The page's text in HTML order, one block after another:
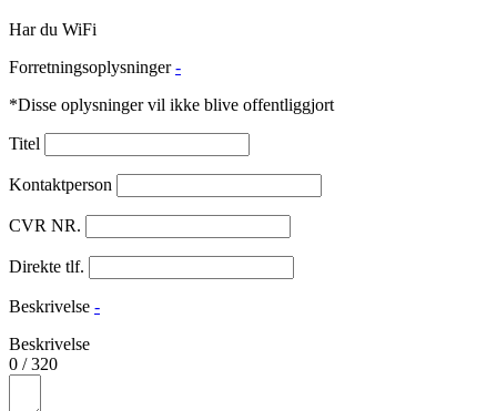
Har du WiFi
Forretningsoplysninger -
*Disse oplysninger vil ikke blive offentliggjort
Titel
Kontaktperson
CVR NR.
Direkte tlf.
Beskrivelse -
Beskrivelse
0 /320